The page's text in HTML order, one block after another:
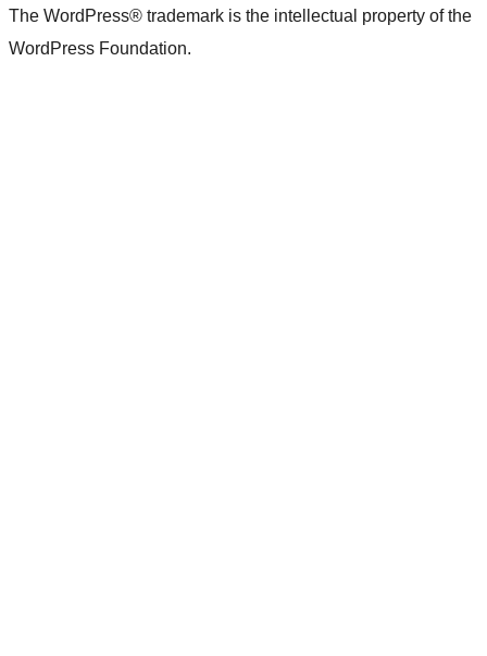
The WordPress® trademark is the intellectual property of the
WordPress Foundation.